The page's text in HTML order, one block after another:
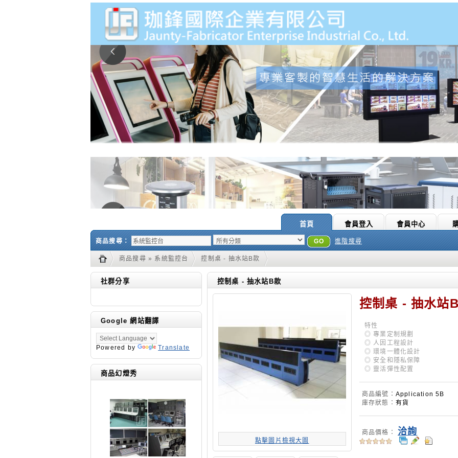
首頁 會員登入 會員中心
商品搜尋： GO 進階搜尋
商品搜尋 » 系統監控台 控制桌 - 抽水站B款
社群分享
Google 網站翻譯
Powered by Translate
商品幻燈秀
控制桌 - 抽水站B款
點擊圖片檢視大圖
控制桌 - 抽水站
特性
◎ 專業定制規劃
◎ 人因工程設計
◎ 環境一體化設計
◎ 安全和隱私保障
◎ 靈活彈性配置
商品編號： Application 5B
庫存狀態： 有貨
商品價格： 洽詢